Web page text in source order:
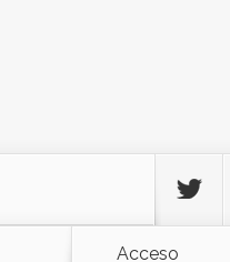
Acceso